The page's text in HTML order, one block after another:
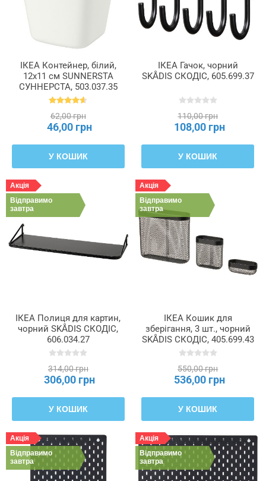
ІКЕА Контейнер, білий,
12x11 см SUNNERSTA
СУННЕРСТА, 503.037.35
62,00 грн
46,00 грн
У КОШИК
ІКЕА Гачок, чорний
SKÅDIS СКОДІС, 605.699.37
110,00 грн
108,00 грн
У КОШИК
Акція
Відправимо
завтра
ІКЕА Полиця для картин,
чорний SKÅDIS СКОДІС,
606.034.27
314,00 грн
306,00 грн
У КОШИК
Акція
Відправимо
завтра
ІКЕА Кошик для
зберігання, 3 шт., чорний
SKÅDIS СКОДІС, 405.699.43
550,00 грн
536,00 грн
У КОШИК
Акція
Відправимо
завтра
Акція
Відправимо
завтра